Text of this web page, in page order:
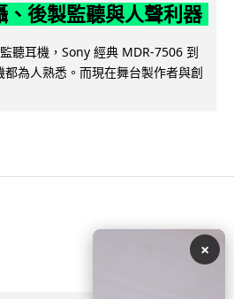
、後製監聽與人聲利器
聽耳機，Sony 經典 MDR-7506 到
為人熟悉。而現在舞台製作者與創
×